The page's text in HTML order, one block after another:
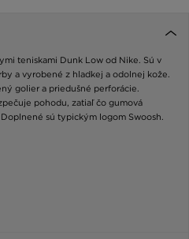
teniskami Dunk Low od Nike. Sú v
a vyrobené z hladkej a odolnej kože.
golier a priedušné perforácie.
pohodu, zatiaľ čo gumová
sú typickým logom Swoosh.